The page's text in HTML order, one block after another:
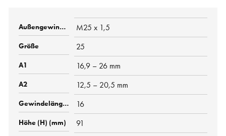
M25 x 1,5
25
16,9 – 26 mm
12,5 – 20,5 mm
16
91